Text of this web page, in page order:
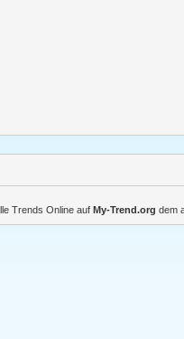
Trends Online auf My-Trend.org dem